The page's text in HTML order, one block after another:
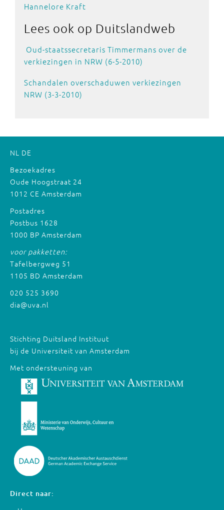
Hannelore Kraft
Lees ook op Duitslandweb
Oud-staatssecretaris Timmermans over de
verkiezingen in NRW (6-5-2010)
Schandalen overschaduwen verkiezingen
NRW (3-3-2010)
NL DE
Bezoekadres
Oude Hoogstraat 24
1012 CE Amsterdam
Postadres
Postbus 1628
1000 BP Amsterdam
voor pakketten:
Tafelbergweg 51
1105 BD Amsterdam
020 525 3690
dia@uva.nl
Stichting Duitsland Instituut
bij de Universiteit van Amsterdam
Met ondersteuning van
Direct naar: